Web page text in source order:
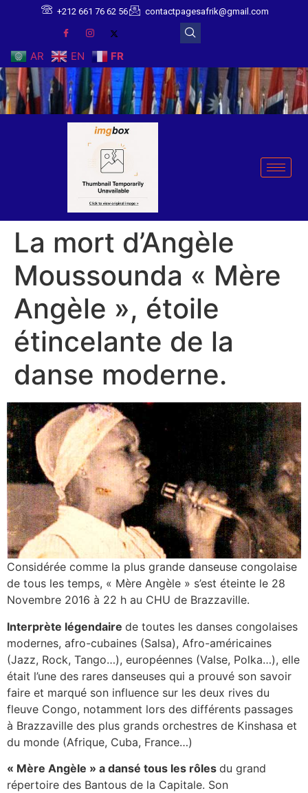
+212 661 76 62 56 contactpagesafrik@gmail.com
AR EN FR
La mort d’Angèle
Moussounda « Mère
Angèle », étoile
étincelante de la
danse moderne.
Considérée comme la plus grande danseuse congolaise
de tous les temps, « Mère Angèle » s’est éteinte le 28
Novembre 2016 à 22 h au CHU de Brazzaville.
Interprète légendaire de toutes les danses congolaises
modernes, afro-cubaines (Salsa), Afro-américaines
(Jazz, Rock, Tango…), européennes (Valse, Polka…), elle
était l’une des rares danseuses qui a prouvé son savoir
faire et marqué son influence sur les deux rives du
fleuve Congo, notamment lors des différents passages
à Brazzaville des plus grands orchestres de Kinshasa et
du monde (Afrique, Cuba, France…)
« Mère Angèle » a dansé tous les rôles du grand
répertoire des Bantous de la Capitale. Son